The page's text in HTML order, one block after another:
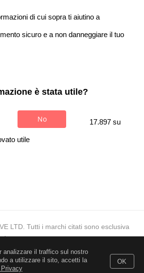
analizzare il traffico sul nostro
a utilizzare il sito, accetti la
Privacy
OK
di cui sopra ti aiutino a
sicuro e a non danneggiare il tuo
è stata utile?
No 17.897 su
utile
LTD. Tutti i marchi citati sono esclusiva
richieste commerciali, Termini d'uso,
, Download